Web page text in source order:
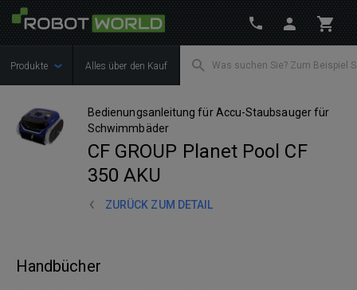
Produkte Alles über den Kauf
Bedienungsanleitung für Accu-Staubsauger für
Schwimmbäder
CF GROUP Planet Pool CF
350 AKU
ZURÜCK ZUM DETAIL
Handbücher